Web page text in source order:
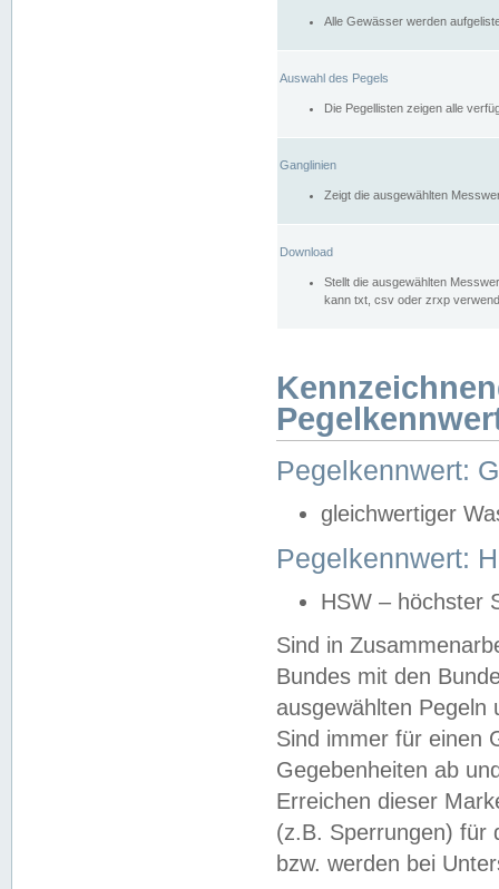
Alle Gewässer werden
Auswahl des Pegels
Die Pegellisten zeigen alle
Ganglinien
Zeigt die ausgewählten
Download
Stellt die ausgewählten
kann txt, csv oder zrxp
Pegelkennwert:
gleichwertiger
Pegelkennwert:
HSW – höchster
Sind in
Bundes mit den
ausgewählten
Sind immer für einen
Gegebenheiten ab
Erreichen dieser
(z.B. Sperrungen) für
bzw. werden bei